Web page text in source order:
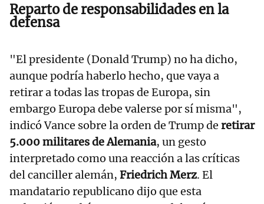
Reparto de responsabilidades en la
defensa
"El presidente (Donald Trump) no ha dicho,
aunque podría haberlo hecho, que vaya a
retirar a todas las tropas de Europa, sin
embargo Europa debe valerse por sí misma",
indicó Vance sobre la orden de Trump de retirar
5.000 militares de Alemania, un gesto
interpretado como una reacción a las críticas
del canciller alemán, Friedrich Merz. El
mandatario republicano dijo que esta